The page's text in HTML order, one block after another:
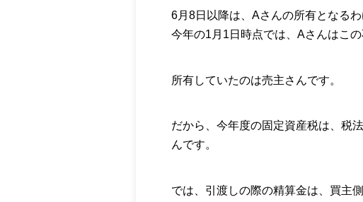
6月8日以降は、Aさんの所有となるわ
今年の1月1日時点では、Aさんはこ
所有していたのは売主さんです。
だから、今年度の固定資産税は、税
んです。
では、引渡しの際の精算金は、買主